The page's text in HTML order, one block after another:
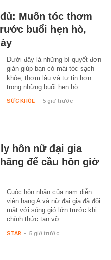
Muốn tóc thơm
buổi hẹn hò,
Dưới đây là những bí quyết đơn
giản giúp bạn có mái tóc sạch
khỏe, thơm lâu và tự tin hơn
trong những buổi hẹn hò.
SỨC KHỎE - 5 giờ trước
hôn nữ đại gia
để cầu hôn giờ
Cuộc hôn nhân của nam diễn
viên hạng A và nữ đại gia đã đối
mặt với sóng gió lớn trước khi
chính thức tan vỡ.
STAR - 5 giờ trước